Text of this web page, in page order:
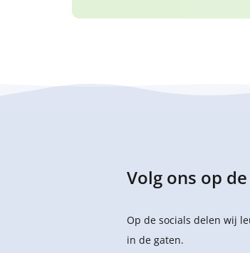
Volg ons op
Op de socials delen wij
in de gaten.